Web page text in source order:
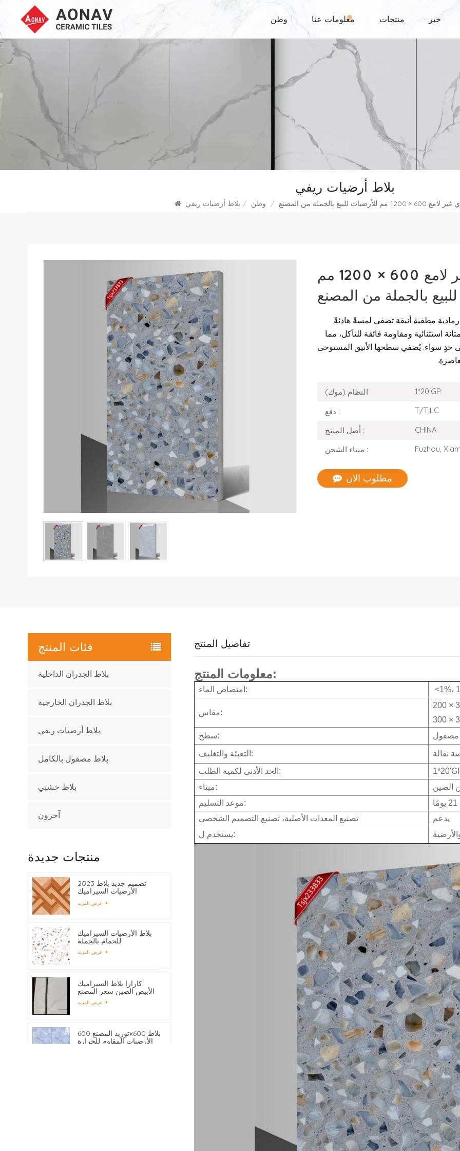
وطن معلومات عنا منتجات خبر
بلاط أرضيات ريفي
وطن / بلاط أرضيات ريفي / للبيع بالجملة من المصنع
بلاط بورسلين رمادي غير لامع 600 × 1200 مم
بالجملة من المصنع
ChatGPT:رمادية مطفية أنيقة تضفي لمسةً هادئةً
استثنائية ومقاومة فائقة للتآكل، مما
على حدٍ سواء. يُضفي سطحها الأنيق المستوحى
النظام (موك) : 1*20'GP
دفع : T/T,LC
أصل المنتج : CHINA
ميناء الشحن : Fuzhou,
مطلوب الان
تفاصيل المنتج
معلومات المنتج:
امتصاص الماء: >10%
مقاس:
سطح:
مصقول
التعبئة والتغليف:
نقالة
الحد الأدنى لكمية الطلب:
ميناء:
الصين
موعد التسليم:
تصنيع المعدات الأصلية، تصنيع التصميم الشخصي
يدعم
يستخدم ل:
فئات المنتج
بلاط الجدران الداخلية
بلاط الجدران الخارجية
بلاط أرضيات ريفي
بلاط مصقول بالكامل
بلاط خشبي
آحرون
منتجات جديدة
2023 تصميم جديد بلاط
الأرضيات السيراميك
400x400عرض المزيد
بلاط الأرضيات السيراميك
للحمام بالجملة
عرض المزيد
كارارا بلاط السيراميك
الأبيض الصين سعر المصنع
عرض المزيد
توريد المصنع 600x600 بلاط
الأرضيات المقاوم للحرارة